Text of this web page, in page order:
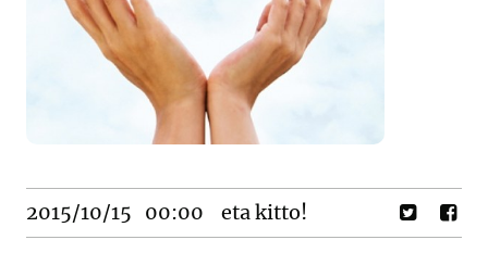
2015/10/15 00:00 eta kitto!